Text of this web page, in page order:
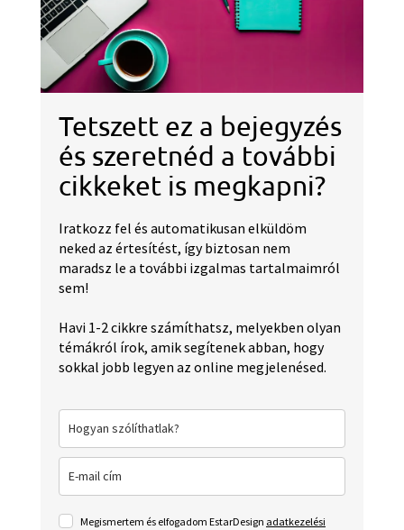
Tetszett ez a bejegyzés
és szeretnéd a további
cikkeket is megkapni?
Iratkozz fel és automatikusan elküldöm
neked az értesítést, így biztosan nem
maradsz le a további izgalmas tartalmaimról
sem!
Havi 1-2 cikkre számíthatsz, melyekben olyan
témákról írok, amik segítenek abban, hogy
sokkal jobb legyen az online megjelenésed.
Megismertem és elfogadom EstarDesign adatkezelési